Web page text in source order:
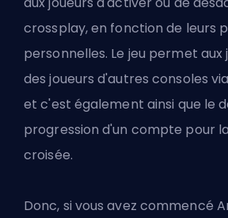
crossplay, en fonction de leurs
personnelles. Le jeu permet aux
des joueurs d'autres consoles
et c'est également ainsi que le
progression d'un compte pour
croisée.
Donc, si vous avez commencé